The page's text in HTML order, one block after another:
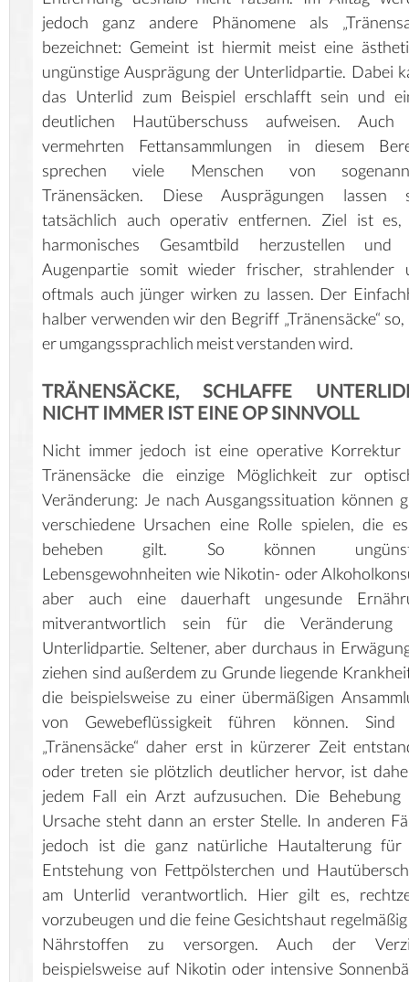
jedoch ganz andere Phänomene als
bezeichnet: Gemeint ist hiermit meist eine
ungünstige Ausprägung der Unterlidpartie. Dabei
das Unterlid zum Beispiel erschlafft sein und
deutlichen Hautüberschuss aufweisen. Auch
vermehrten Fettansammlungen in diesem
sprechen viele Menschen von
Tränensäcken. Diese Ausprägungen lassen
tatsächlich auch operativ entfernen. Ziel ist es,
harmonisches Gesamtbild herzustellen und
Augenpartie somit wieder frischer, strahlender
oftmals auch jünger wirken zu lassen. Der
halber verwenden wir den Begriff „Tränensäcke“ so,
er umgangssprachlich meist verstanden wird.
TRÄNENSÄCKE, SCHLAFFE
NICHT IMMER IST EINE OP SINNVOLL
Nicht immer jedoch ist eine operative Korrektur
Tränensäcke die einzige Möglichkeit zur
Veränderung: Je nach Ausgangssituation können
verschiedene Ursachen eine Rolle spielen, die
beheben gilt. So können
Lebensgewohnheiten wie Nikotin- oder
aber auch eine dauerhaft ungesunde
mitverantwortlich sein für die Veränderung
Unterlidpartie. Seltener, aber durchaus in
ziehen sind außerdem zu Grunde liegende
die beispielsweise zu einer übermäßigen
von Gewebeflüssigkeit führen können. Sind
„Tränensäcke“ daher erst in kürzerer Zeit
oder treten sie plötzlich deutlicher hervor, ist
jedem Fall ein Arzt aufzusuchen. Die Behebung
Ursache steht dann an erster Stelle. In anderen
jedoch ist die ganz natürliche Hautalterung für
Entstehung von Fettpölsterchen und
am Unterlid verantwortlich. Hier gilt es,
vorzubeugen und die feine Gesichtshaut
Nährstoffen zu versorgen. Auch der
beispielsweise auf Nikotin oder intensive